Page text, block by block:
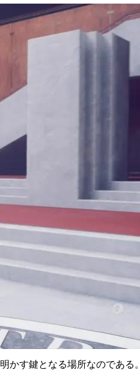
かす鍵となる場所なのである。